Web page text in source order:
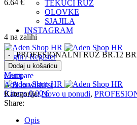
TEKUĆI RUŽ
OLOVKE
SJAJILA
INSTAGRAM
Login / Register
0items 0.00€
Menu
0items 0.00€
6.64 €
4 na zalihi
PROFESIONALNI RUŽ BR.12
Dodaj u košaricu
Compare
Add to wishlist
Kategorije: Novo u ponudi,
Share:
Opis